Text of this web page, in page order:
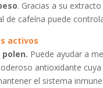
. Gracias a su
de cafeína puede
activos
Puede ayudar a
antioxidante
el sistema